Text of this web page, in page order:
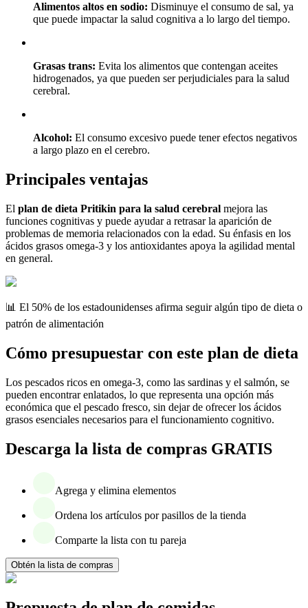
Alimentos altos en sodio: Disminuye el consumo de sal, ya
que puede impactar la salud cognitiva a lo largo del tiempo.
Grasas trans: Evita los alimentos que contengan aceites
hidrogenados, ya que pueden ser perjudiciales para la salud
cerebral.
Alcohol: El consumo excesivo puede tener efectos negativos
a largo plazo en el cerebro.
Principales ventajas
El plan de dieta Pritikin para la salud cerebral mejora las
funciones cognitivas y puede ayudar a retrasar la aparición de
problemas de memoria relacionados con la edad. Su énfasis en los
ácidos grasos omega-3 y los antioxidantes apoya la agilidad mental
en general.
📊 El 50% de los estadounidenses afirma seguir algún tipo de dieta o
patrón de alimentación
Cómo presupuestar con este plan de dieta
Los pescados ricos en omega-3, como las sardinas y el salmón, se
pueden encontrar enlatados, lo que representa una opción más
económica que el pescado fresco, sin dejar de ofrecer los ácidos
grasos esenciales necesarios para el funcionamiento cognitivo.
Descarga la lista de compras GRATIS
Agrega y elimina elementos
Ordena los artículos por pasillos de la tienda
Comparte la lista con tu pareja
Obtén la lista de compras